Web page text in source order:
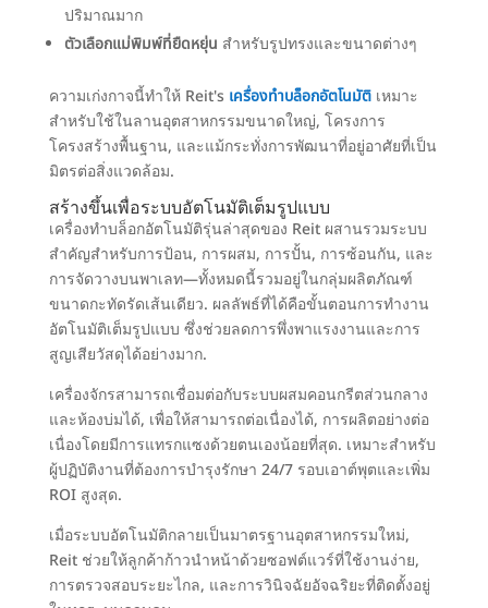
ปริมาณมาก
ตัวเลือกแม่พิมพ์ที่ยืดหยุ่น สำหรับรูปทรงและขนาดต่างๆ
ความเก่งกาจนี้ทำให้ Reit's เครื่องทำบล็อกอัตโนมัติเหมาะ
สำหรับใช้ในลานอุตสาหกรรมขนาดใหญ่, โครงการ
โครงสร้างพื้นฐาน, และแม้กระทั่งการพัฒนาที่อยู่อาศัยที่เป็น
มิตรต่อสิ่งแวดล้อม.
สร้างขึ้นเพื่อระบบอัตโนมัติเต็มรูปแบบ
เครื่องทำบล็อกอัตโนมัติรุ่นล่าสุดของ Reit ผสานรวมระบบ
สำคัญสำหรับการป้อน, การผสม, การปั้น, การซ้อนกัน, และ
การจัดวางบนพาเลท—ทั้งหมดนี้รวมอยู่ในกลุ่มผลิตภัณฑ์
ขนาดกะทัดรัดเส้นเดียว. ผลลัพธ์ที่ได้คือขั้นตอนการทำงาน
อัตโนมัติเต็มรูปแบบ ซึ่งช่วยลดการพึ่งพาแรงงานและการ
สูญเสียวัสดุได้อย่างมาก.
เครื่องจักรสามารถเชื่อมต่อกับระบบผสมคอนกรีตส่วนกลาง
และห้องบ่มได้, เพื่อให้สามารถต่อเนื่องได้, การผลิตอย่างต่อ
เนื่องโดยมีการแทรกแซงด้วยตนเองน้อยที่สุด. เหมาะสำหรับ
ผู้ปฏิบัติงานที่ต้องการบำรุงรักษา 24/7 รอบเอาต์พุตและเพิ่ม
ROI สูงสุด.
เมื่อระบบอัตโนมัติกลายเป็นมาตรฐานอุตสาหกรรมใหม่,
Reit ช่วยให้ลูกค้าก้าวนำหน้าด้วยซอฟต์แวร์ที่ใช้งานง่าย,
การตรวจสอบระยะไกล, และการวินิจฉัยอัจฉริยะที่ติดตั้งอยู่